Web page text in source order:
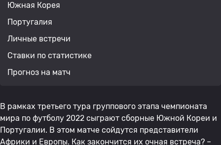
Южная Корея
Португалия
Личные встречи
Ставки по статистике
Прогноз на матч
В рамках третьего тура группового этапа чемпионата
мира по футболу 2022 сыграют сборные Южной Кореи и
Португалии. В этом матче сойдутся представители
Африки и Европы. Как закончится их очная встреча? –